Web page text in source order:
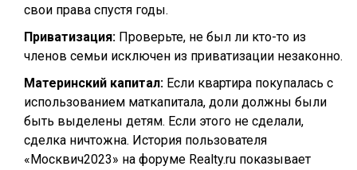
свои права спустя годы.
Приватизация: Проверьте, не был ли кто-то из
членов семьи исключен из приватизации незаконно.
Материнский капитал: Если квартира покупалась с
использованием маткапитала, доли должны были
быть выделены детям. Если этого не сделали,
сделка ничтожна. История пользователя
«Москвич2023» на форуме Realty.ru показывает